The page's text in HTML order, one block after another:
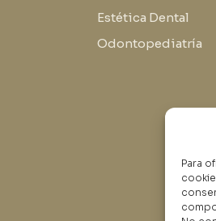
Para
Estética Dental
Odontopediatría